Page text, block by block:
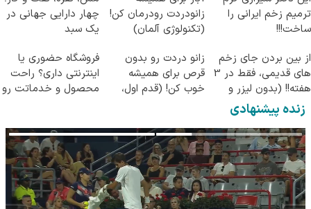
ترمیم زخم ایرانی را
ساخت!!!
زانودردت رودرمان کن!
(تکنولوژی آلمان)
چهار دارایی جهانی در
یک سبد
از بین بردن جای زخم
های قدیمی، فقط در 3
هفته!! (بدون لیزر و
جراحی)
زانو دردت رو بدون
قرص برای همیشه
خوب کن! (قدم اول،
فروشگاه حضوری یا
اینترنتی داری؟ راحت
محصول و خدماتت رو
زنده پیشنهادی